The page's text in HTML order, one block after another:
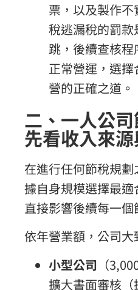
票，以及製作
稅逃漏稅的罰
跳，後續查核
正常營運，選
營的正確之道。
二、一人公
先看收入來
在進行任何節稅規
據自身規模選擇最
直接影響後續每一個
依年營業額，公司
小型公司 （
擴大書面審核